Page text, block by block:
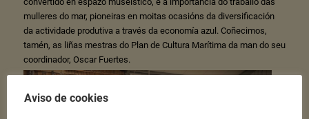
mulleres do mar, pioneiras en moitas ocasións da diversificación
da actividade produtiva a través da economía azul. Coñecimos,
tamén, as liñas mestras do Plan de Cultura Marítima da man do seu
coordinador, Oscar Fuertes.
Aviso de cookies